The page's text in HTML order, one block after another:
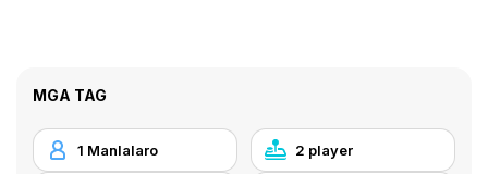
MGA TAG
1 Manlalaro 2 player